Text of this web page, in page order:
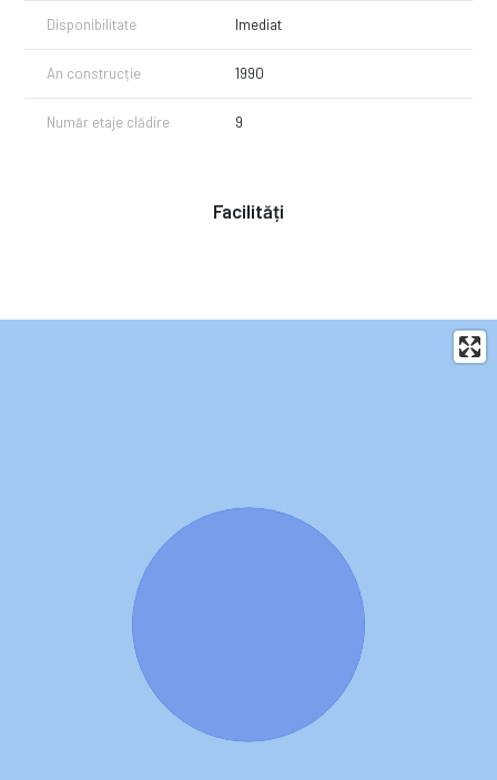
Disponibilitate Imediat
An construcție 1990
Număr etaje clădire 9
Facilități